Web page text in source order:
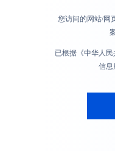
您访问的网站/网
已根据《中华人
信息